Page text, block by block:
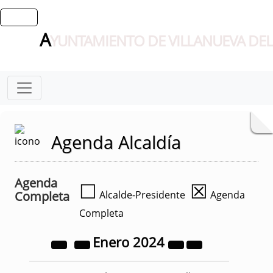
AYUNTAMIENTO DE VILLANUEVA
Agenda Alcaldía
Agenda
Completa
☐ Alcalde-Presidente ☒ Agenda
Completa
Enero 2024